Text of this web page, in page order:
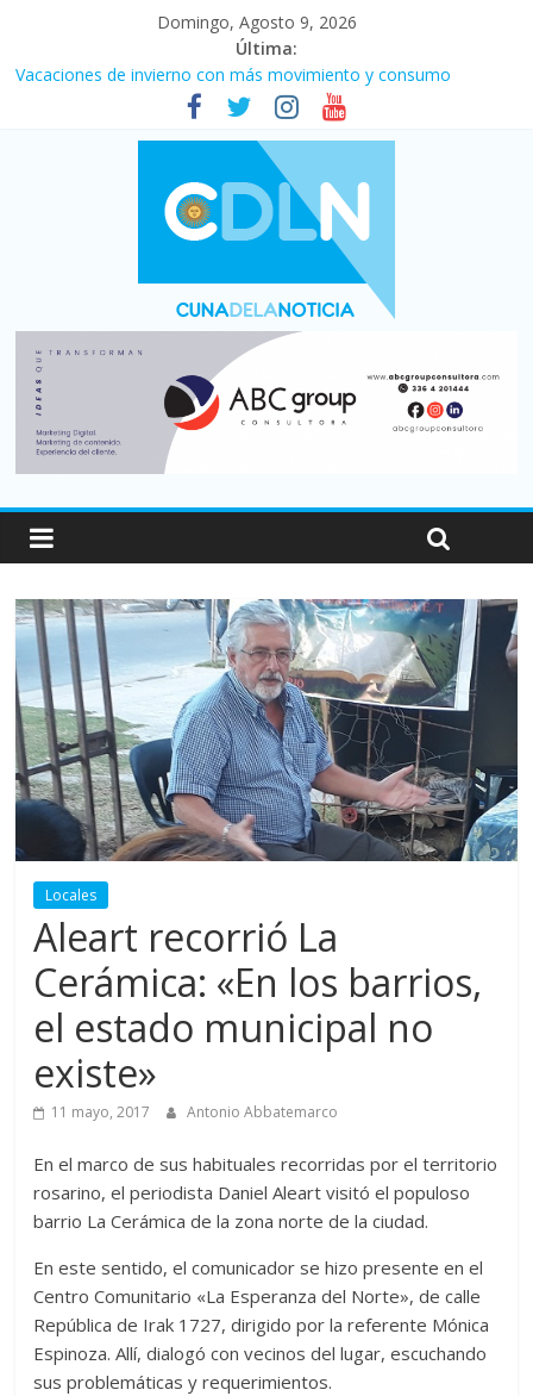
Domingo, Agosto 9, 2026
Última:
Vacaciones de invierno con más movimiento y consumo
turístico: 4,6 millones de personas viajaron por el país, un 5,9%
El agro argentino logró un récord histórico de exportaciones en
el primer semestre de 2026
Duelo internacional: Falleció Jorge Messi, el papá de Leo
La morosidad alcanzó su nivel más alto en dos décadas y ya
Desde que asumió Milei cerraron 41.000 kioscos: el sector
denuncia crisis como en 2001
Locales
Aleart recorrió La
Cerámica: «En los barrios,
el estado municipal no
existe»
11 mayo, 2017 Antonio Abbatemarco
En el marco de sus habituales recorridas por el territorio
rosarino, el periodista Daniel Aleart visitó el populoso
barrio La Cerámica de la zona norte de la ciudad.
En este sentido, el comunicador se hizo presente en el
Centro Comunitario «La Esperanza del Norte», de calle
República de Irak 1727, dirigido por la referente Mónica
Espinoza. Allí, dialogó con vecinos del lugar, escuchando
sus problemáticas y requerimientos.